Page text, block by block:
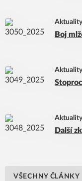
Aktuality
Boj
Aktuality
Aktuality
Další
VŠECHNY ČLÁNKY